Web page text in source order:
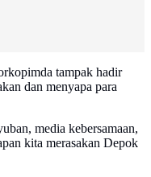
tampak hadir
dan menyapa para
media kebersamaan,
kita merasakan Depok